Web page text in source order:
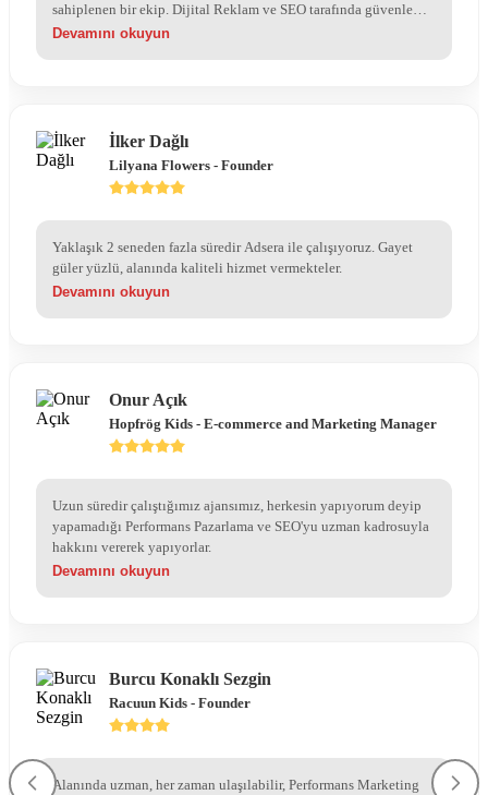
sahiplenen bir ekip. Dijital Reklam ve SEO tarafında güvenle
çalışılabilecek bir ajans, gönül rahatlığıyla tavsiye ederim.
Devamını okuyun
İlker Dağlı
Lilyana Flowers - Founder
Yaklaşık 2 seneden fazla süredir Adsera ile çalışıyoruz. Gayet
güler yüzlü, alanında kaliteli hizmet vermekteler.
Devamını okuyun
Onur Açık
Hopfrög Kids - E-commerce and Marketing Manager
Uzun süredir çalıştığımız ajansımız, herkesin yapıyorum deyip
yapamadığı Performans Pazarlama ve SEO'yu uzman kadrosuyla
hakkını vererek yapıyorlar.
Devamını okuyun
Burcu Konaklı Sezgin
Racuun Kids - Founder
Alanında uzman, her zaman ulaşılabilir, Performans Marketing